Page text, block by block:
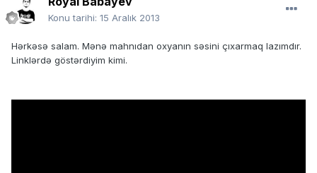
Konu tarihi: 15 Aralık 2013
Hərkəsə salam. Mənə mahnıdan oxyanın səsini çıxarmaq lazımdır.
Linklərdə göstərdiyim kimi.